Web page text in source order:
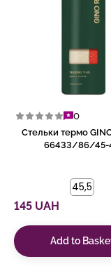
0
Стельки термо
66433/86/45-
45,5
145 UAH
Add to